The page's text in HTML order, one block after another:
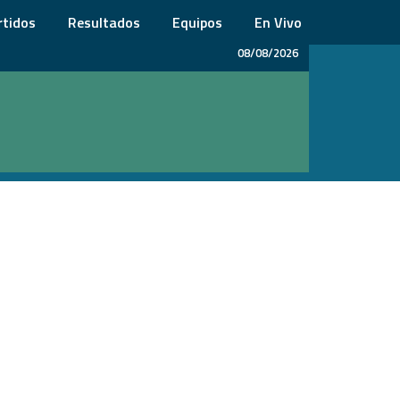
Resultados Equipos En Vivo
08/08/2026